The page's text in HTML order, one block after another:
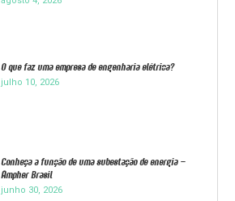
O que faz uma empresa de engenharia elétrica?
julho 10, 2026
Conheça a função de uma subestação de energia –
Ampher Brasil
junho 30, 2026